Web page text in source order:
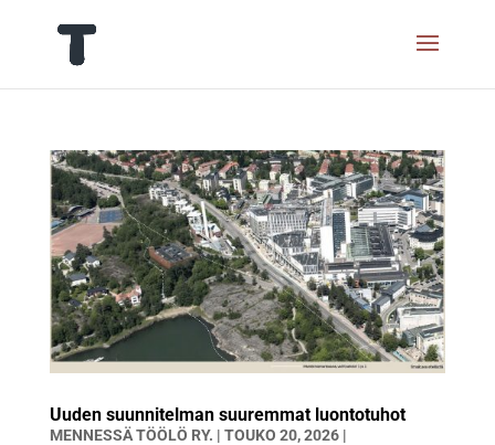
Uuden suunnitelman suuremmat luontotuhot
MENNESSÄTÖÖLÖ RY. | TOUKO 20, 2026|